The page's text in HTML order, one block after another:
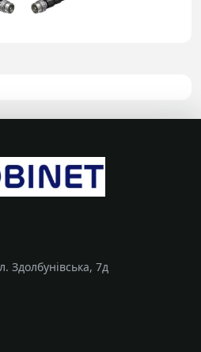
Здолбунівська, 7д